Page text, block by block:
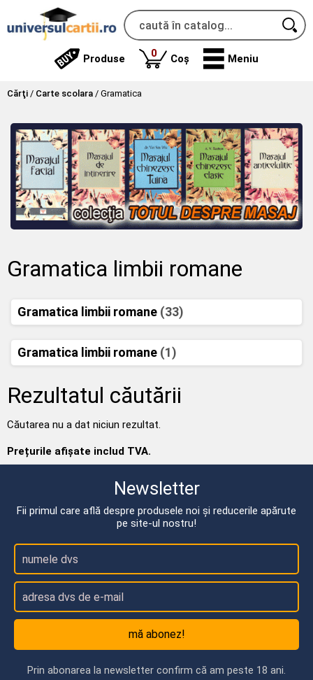
Produse 0produse
Coș Meniu
Cărţi / Carte scolara / Gramatica
Gramatica limbii romane
Gramatica limbii romane (33)
Gramatica limbii romane (1)
Rezultatul căutării
Căutarea nu a dat niciun rezultat.
Prețurile afișate includ TVA.
Newsletter
Fii primul care află despre produsele noi și reducerile apărute
pe site-ul nostru!
mă abonez!
Prin abonarea la newsletter confirm că am peste 18 ani.